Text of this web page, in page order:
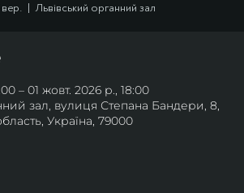
  |
Львівський органний зал
– 01 жовт. 2026 р., 18:00
зал, вулиця Степана Бандери, 8,
Україна, 79000